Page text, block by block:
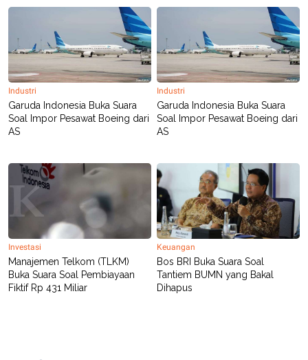
Industri
Garuda Indonesia Buka Suara
Soal Impor Pesawat Boeing dari
AS
Industri
Garuda Indonesia Buka Suara
Soal Impor Pesawat Boeing dari
AS
Investasi
Manajemen Telkom (TLKM)
Buka Suara Soal Pembiayaan
Fiktif Rp 431 Miliar
Keuangan
Bos BRI Buka Suara Soal
Tantiem BUMN yang Bakal
Dihapus